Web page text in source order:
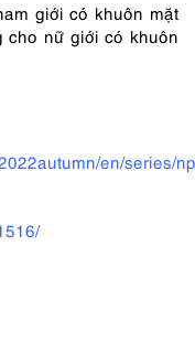
giới có khuôn mặt
cho nữ giới có khuôn
en/series/